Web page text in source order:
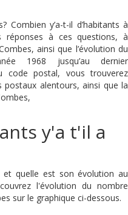
y’a-t-il d’habitants à
réponses à ces questions, à
ainsi que l’évolution du
1968 jusqu’au dernier
code postal, vous trouverez
alentours, ainsi que la
y'a t'il a
quelle est son évolution au
l'évolution du nombre
sur le graphique ci-dessous.